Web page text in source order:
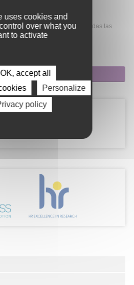
quieres mantenerte al día de todas las
Suscripción
uses cookies and
over what you
to activate
accept all
Personalize
policy